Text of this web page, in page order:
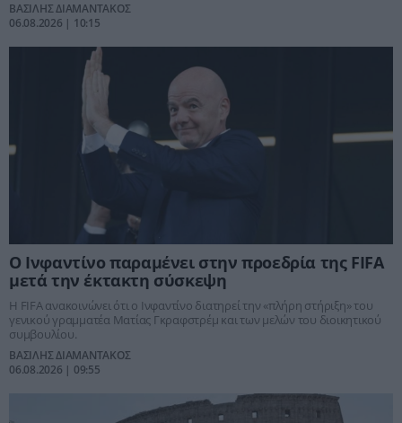
ΒΑΣΙΛΗΣ ΔΙΑΜΑΝΤΑΚΟΣ
06.08.2026 | 10:15
Ο Ινφαντίνο παραμένει στην προεδρία της FIFA
μετά την έκτακτη σύσκεψη
Η FIFA ανακοινώνει ότι ο Ινφαντίνο διατηρεί την «πλήρη στήριξη» του
γενικού γραμματέα Ματίας Γκραφστρέμ και των μελών του διοικητικού
συμβουλίου.
ΒΑΣΙΛΗΣ ΔΙΑΜΑΝΤΑΚΟΣ
06.08.2026 | 09:55